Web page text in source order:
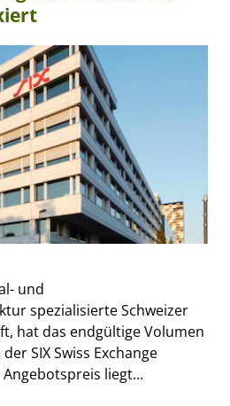
und
spezialisierte Schweizer
hat das endgültige Volumen
SIX Swiss Exchange
liegt...